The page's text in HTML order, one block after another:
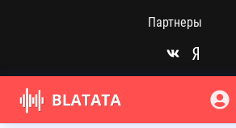
Партнеры